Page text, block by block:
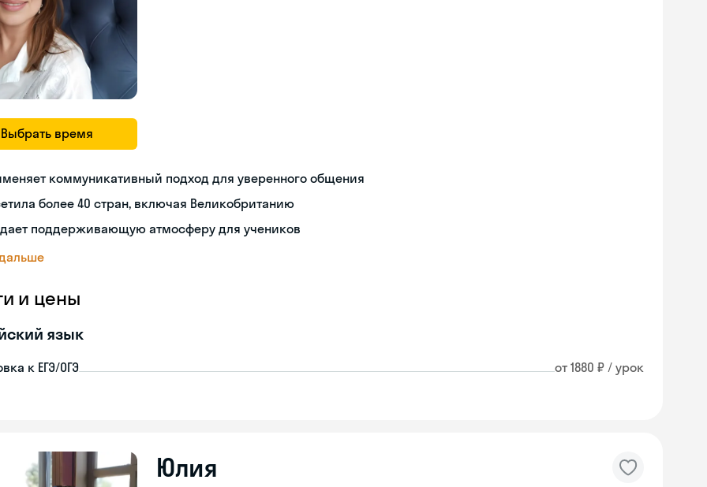
Выбрать время
коммуникативный подход для уверенного общения
более 40 стран, включая Великобританию
поддерживающую атмосферу для учеников
и цены
язык
к ЕГЭ/ОГЭ от 1880 ₽ / урок
Юлия